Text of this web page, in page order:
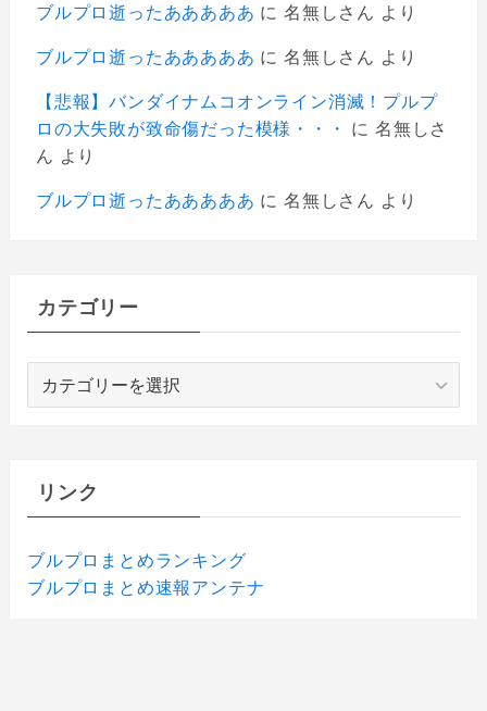
ブルプロ逝ったあああああ に 名無しさん より
ブルプロ逝ったあああああ に 名無しさん より
【悲報】バンダイナムコオンライン消滅！プルプ
ロの大失敗が致命傷だった模様・・・
に 名無しさ
ん より
ブルプロ逝ったあああああ に 名無しさん より
カテゴリー
ーリンク
ブルプロまとめランキング
ブルプロまとめ速報アンテナ